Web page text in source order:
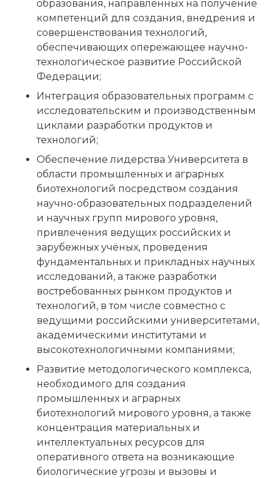
образования, направленных на получение
компетенций для создания, внедрения и
совершенствования технологий,
обеспечивающих опережающее научно-
технологическое развитие Российской
Федерации;
Интеграция образовательных программ с
исследовательским и производственным
циклами разработки продуктов и
технологий;
Обеспечение лидерства Университета в
области промышленных и аграрных
биотехнологий посредством создания
научно-образовательных подразделений
и научных групп мирового уровня,
привлечения ведущих российских и
зарубежных учёных, проведения
фундаментальных и прикладных научных
исследований, а также разработки
востребованных рынком продуктов и
технологий, в том числе совместно с
ведущими российскими университетами,
академическими институтами и
высокотехнологичными компаниями;
Развитие методологического комплекса,
необходимого для создания
промышленных и аграрных
биотехнологий мирового уровня, а также
концентрация материальных и
интеллектуальных ресурсов для
оперативного ответа на возникающие
биологические угрозы и вызовы и